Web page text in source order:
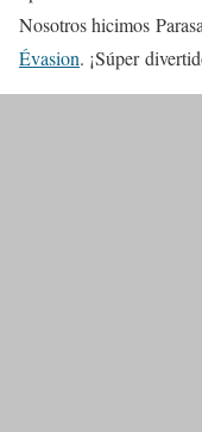
Nosotros hicimos
Évasion. ¡Súper